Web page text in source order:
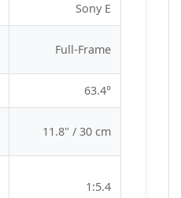
Sony E
Full-Frame
63.4°
11.8" / 30 cm
1:5.4